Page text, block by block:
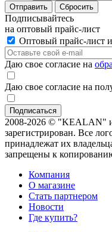
Отправить Сбросить
Подписывайтесь
на оптовый прайс-лист
Оптовый прайс-лист
Даю свое согласие на
Даю свое согласие на
2008-2026 © "KEALAN"
зарегистрирован. Все
принадлежат их
запрещены к
Компания
О магазине
Стать партнером
Новости
Где купить?